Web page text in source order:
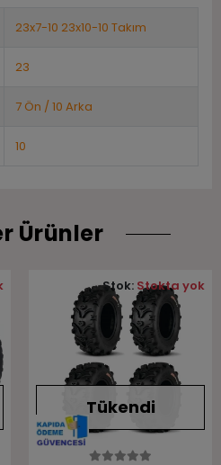
23x7-10 23x10-10 Takım
23
7 Ön / 10 Arka
10
Ürünler
Tükendi
Stok: Stokta yok